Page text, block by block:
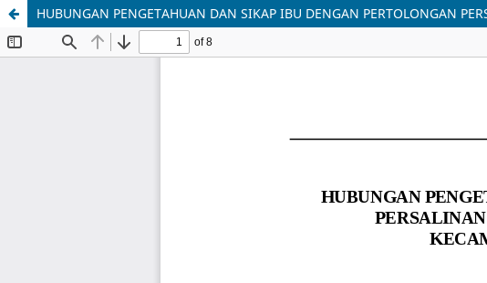
HUBUNGAN PENGETAHUAN DAN SIKAP IBU DENGAN PERTOLONGAN